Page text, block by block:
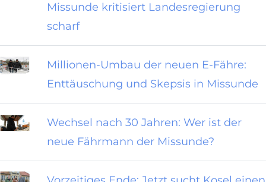
Missunde kritisiert Landesregierung
scharf
Millionen-Umbau der neuen E-Fähre:
Enttäuschung und Skepsis in Missunde
Wechsel nach 30 Jahren: Wer ist der
neue Fährmann der Missunde?